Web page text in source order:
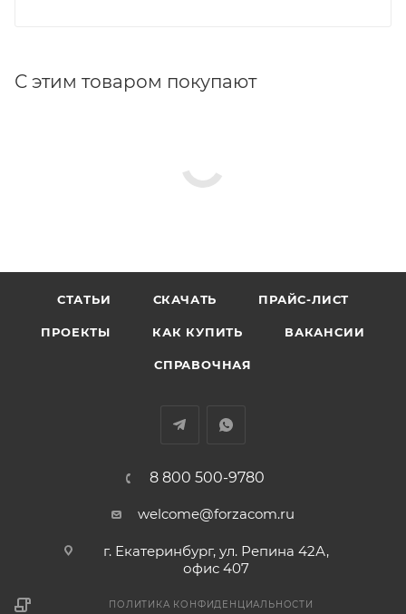
С этим товаром покупают
СТАТЬИ СКАЧАТЬ ПРАЙС-ЛИСТ
ПРОЕКТЫ КАК КУПИТЬ ВАКАНСИИ
СПРАВОЧНАЯ
8 800 500-9780
welcome@forzacom.ru
г. Екатеринбург, ул. Репина 42А,
офис 407
ПОЛИТИКА КОНФИДЕНЦИАЛЬНОСТИ